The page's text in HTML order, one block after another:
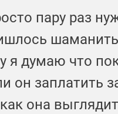
пару раз
я думаю что
он заплатить
она